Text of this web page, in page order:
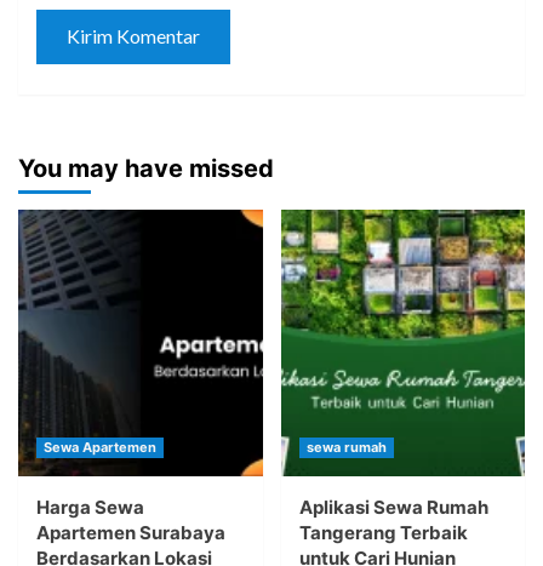
You may have missed
Sewa Apartemen
Harga Sewa
Apartemen Surabaya
Berdasarkan Lokasi
sewa rumah
Aplikasi Sewa Rumah
Tangerang Terbaik
untuk Cari Hunian